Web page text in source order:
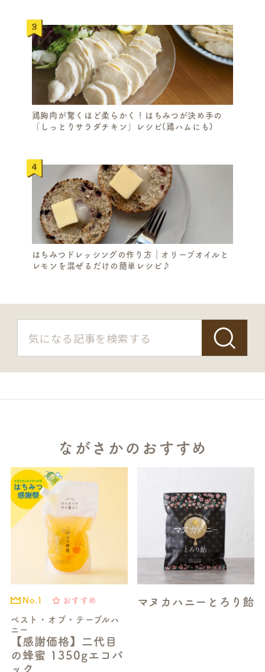
鶏胸肉が驚くほど柔らかく！はちみつが決め手の
「しっとりサラダチキン」レシピ(鶏ハムにも)
はちみつドレッシングの作り方｜オリーブオイルと
レモンを混ぜるだけの簡単レシピ♪
ながさかのおすすめ
ベスト・オブ・テーブルハ
ニー
【感謝価格】二代目
の蜂蜜 1350gエコパ
ック
No.1 おすすめ マヌカハニーとろり飴